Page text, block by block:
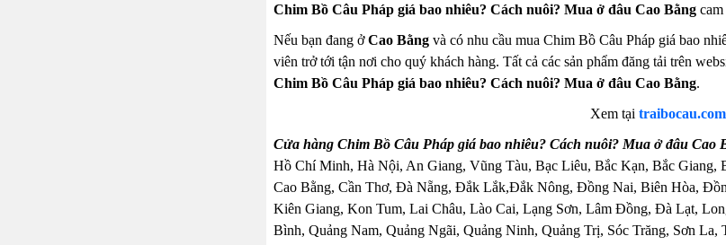
Chim Bồ Câu Pháp giá bao nhiêu? Cách nuôi? Mua ở đâu Cao Bằngcam
Nếu bạn đang ởCao Bằngvà có nhu cầu mua Chim Bồ Câu Pháp giá bao
viên trở tới tận nơi cho quý khách hàng. Tất cả các sản phẩm đăng tải trên
Chim Bồ Câu Pháp giá bao nhiêu? Cách nuôi? Mua ở đâu Cao Bằng.
Xem tại
Cửa hàng Chim Bồ Câu Pháp giá bao nhiêu? Cách nuôi? Mua ở đâu
Hồ Chí Minh, Hà Nội, An Giang, Vũng Tàu, Bạc Liêu, Bắc Kạn, Bắc
Cao Bằng, Cần Thơ, Đà Nẵng, Đắk Lắk,Đắk Nông, Đồng Nai, Biên Hòa,
Kiên Giang, Kon Tum, Lai Châu, Lào Cai, Lạng Sơn, Lâm Đồng, Đà Lạt,
Bình, Quảng Nam, Quảng Ngãi, Quảng Ninh, Quảng Trị, Sóc Trăng, Sơn